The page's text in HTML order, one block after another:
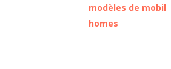
modèles de mobil
homes